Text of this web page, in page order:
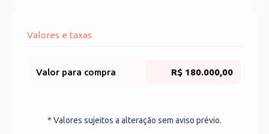
Valores e taxas
Valor para compra R$ 180.000,00
* Valores sujeitos a alteração sem aviso prévio.